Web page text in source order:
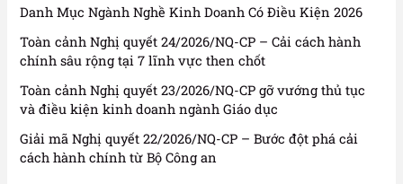
Danh Mục Ngành Nghề Kinh Doanh Có Điều Kiện 2026
Toàn cảnh Nghị quyết 24/2026/NQ-CP – Cải cách hành
chính sâu rộng tại 7 lĩnh vực then chốt
Toàn cảnh Nghị quyết 23/2026/NQ-CP gỡ vướng thủ tục
và điều kiện kinh doanh ngành Giáo dục
Giải mã Nghị quyết 22/2026/NQ-CP – Bước đột phá cải
cách hành chính từ Bộ Công an